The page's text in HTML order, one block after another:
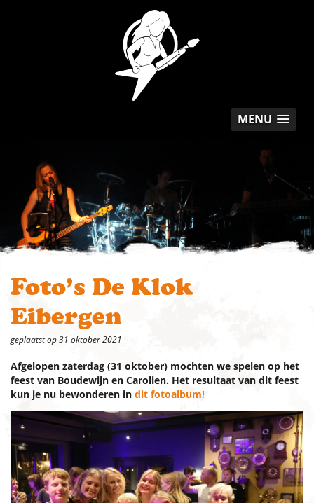
MENU
Foto’s De Klok
Eibergen
geplaatst op 31 oktober 2021
Afgelopen zaterdag (31 oktober) mochten we spelen op het
feest van Boudewijn en Carolien. Het resultaat van dit feest
kun je nu bewonderen in dit fotoalbum!